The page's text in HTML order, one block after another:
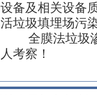
设备及相关设备
活垃圾填埋场污
全膜法垃圾渗
人考察！